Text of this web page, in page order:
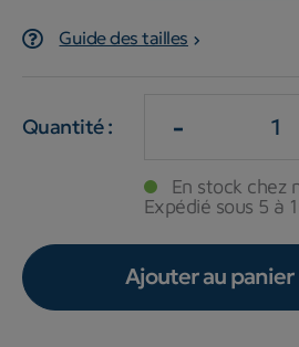
Guide des tailles
Quantité : -
En stock chez
Expédié sous 5 à
Ajouter au panier